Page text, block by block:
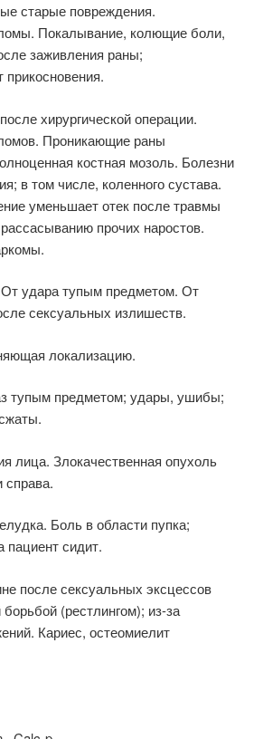
старые повреждения.
Покалывание, колющие боли,
заживления раны;
хирургической операции.
Проникающие раны
костная мозоль. Болезни
в том числе, коленного сустава.
уменьшает отек после травмы
прочих наростов.
удара тупым предметом. От
сексуальных излишеств.
локализацию.
тупым предметом; удары, ушибы;
лица. Злокачественная опухоль
справа.
Боль в области пупка;
пациент сидит.
после сексуальных эксцессов
(рестлингом); из-за
Кариес, остеомиелит